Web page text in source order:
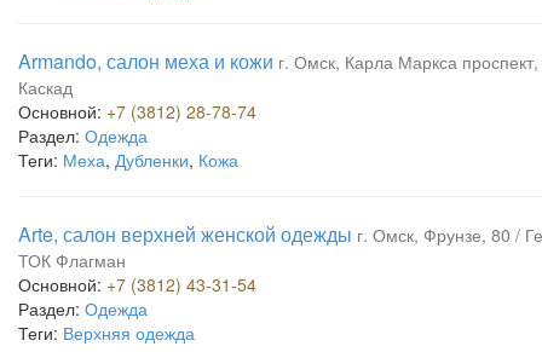
Armando, салон меха и кожи г. Омск, Карла Маркса
Каскад
Основной: +7 (3812) 28-78-74
Раздел: Одежда
Теги: Меха, Дубленки, Кожа
Arte, салон верхней женской одежды г. Омск, Фрунзе, 80 /
ТОК Флагман
Основной: +7 (3812) 43-31-54
Раздел: Одежда
Теги: Верхняя одежда